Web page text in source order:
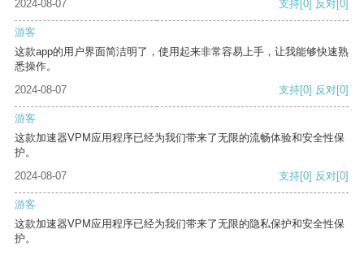
2024-08-07 支持[0] 反对[0]
游客
这款app的用户界面简洁明了，使用起来非常容易上手，让我能够快速熟
悉操作。
2024-08-07
支持[0] 反对[0]
游客
这款加速器VPM应用程序已经为我们带来了无限的流畅体验和安全性保
护。
2024-08-07
支持[0] 反对[0]
游客
这款加速器VPM应用程序已经为我们带来了无限的隐私保护和安全性保
护。